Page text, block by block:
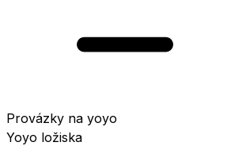
Provázky na yoyo
Yoyo ložiska